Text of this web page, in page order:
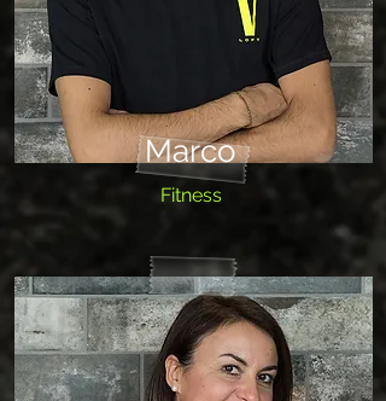
Marco
Fitness